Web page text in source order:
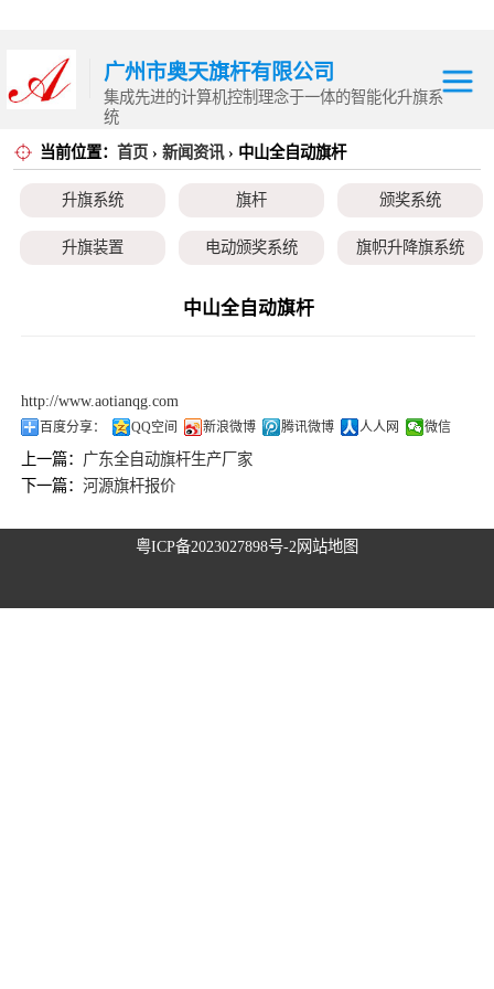
广州市奥天旗杆有限公司
集成先进的计算机控制理念于一体的智能化升旗系
统
当前位置： 首页 › 新闻资讯› 中山全自动旗杆
升旗系统 旗杆 颁奖系统
升旗装置 电动颁奖系统 旗帜升降旗系统
升降旗系统
中山全自动旗杆
http://www.aotianqg.com
百度分享： QQ空间 新浪微博 腾讯微博 人人网 微信
上一篇： 广东全自动旗杆生产厂家
下一篇：河源旗杆报价
粤ICP备2023027898号-2 网站地图
升旗系统
颁奖系统
旗帜升降旗系统
颁奖旗
升降旗系统